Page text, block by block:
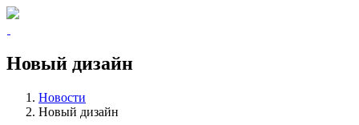
Новый дизайн
Новости
Новый дизайн